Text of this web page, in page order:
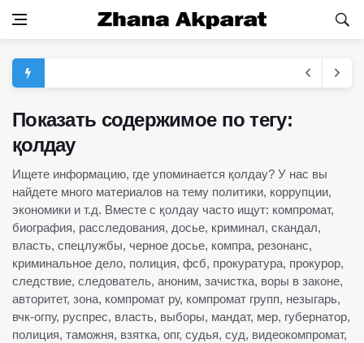
Показать содержимое по тегу:
қолдау
Ищете информацию, где упоминается қолдау? У нас вы
найдете много материалов на тему политики, коррупции,
экономики и т.д. Вместе с қолдау часто ищут: компромат,
биография, расследования, досье, криминал, скандал,
власть, спецлужбы, черное досье, компра, резонанс,
криминальное дело, полиция, фсб, прокуратура, прокурор,
следствие, следователь, аноним, зачистка, воры в законе,
авторитет, зона, компромат ру, компромат групп, незыгарь,
вчк-огпу, руспрес, власть, выборы, мандат, мер, губернатор,
полиция, таможня, взятка, опг, судья, суд, видеокомпромат,